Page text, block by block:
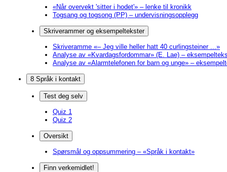
«Når overvekt 'sitter i hodet'» – lenke til kronikk
Togsang og togsong (PP) – undervisningsopplegg
Skriverammer og eksempeltekster
Skriveramme «– Jeg ville heller hatt 40 curlingsteiner ...»
Analyse av «Kvardagsfordommar» (E. Lae) –
Analyse av «Alarmtelefonen for barn og unge» –
8 Språk i kontakt
Test deg selv
Quiz 1
Quiz 2
Oversikt
Spørsmål og oppsummering – «Språk i kontakt»
Finn verkemidlet!